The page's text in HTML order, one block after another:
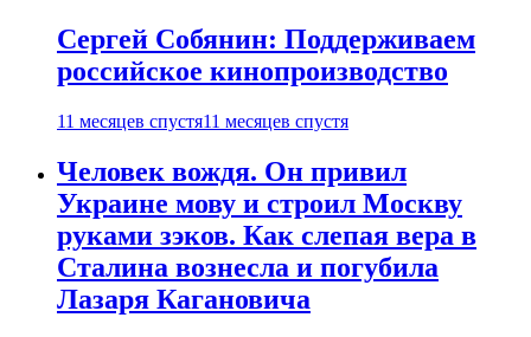
Сергей Собянин: Поддерживаем
российское кинопроизводство
11 месяцев спустя11 месяцев спустя
Человек вождя. Он привил
Украине мову и строил Москву
руками зэков. Как слепая вера в
Сталина вознесла и погубила
Лазаря Кагановича